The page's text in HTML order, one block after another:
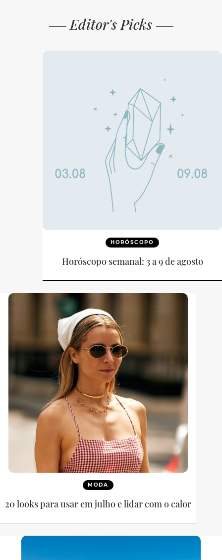
Editor's Picks
HORÓSCOPO
Horóscopo semanal: 3 a 9 de agosto
MODA
20 looks para usar em julho e lidar com o calor